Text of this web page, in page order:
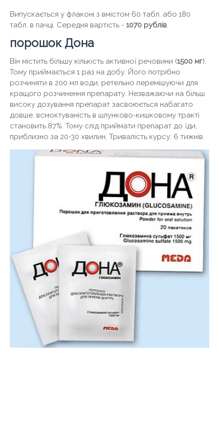
Випускається у флаконі з вмістом 60 табл. або 180
табл. в пачці. Середня вартість - 1070 рублів.
порошок Дона
Він містить більшу кількість активної речовини (1500 мг),
Тому приймається 1 раз на добу. Його потрібно
розчиняти в 200 мл води, ретельно перемішуючи для
кращого розчинення препарату. Незважаючи на більш
високу дозування препарат засвоюється набагато
довше, всмоктуваність в шлунково-кишковому тракті
становить 87%. Тому слід приймати препарат до їди,
приблизно за 20-30 хвилин. Тривалість курсу: 6 тижнів.